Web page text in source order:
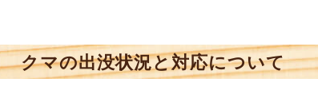
クマの出没状況と対応について